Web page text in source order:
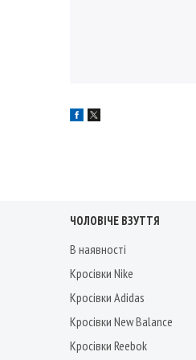
ЧОЛОВІЧЕ ВЗУТТЯ
В наявності
Кросівки Nike
Кросівки Adidas
Кросівки New Balance
Кросівки Reebok